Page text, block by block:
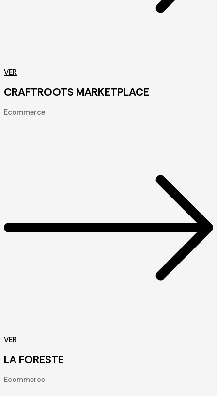
VER
CRAFTROOTS MARKETPLACE
Ecommerce
VER
LA FORESTE
Ecommerce